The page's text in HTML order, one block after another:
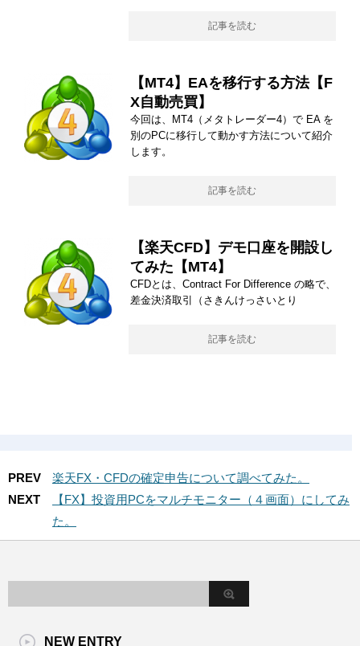
記事を読む
【MT4】EAを移行する方法【F
X自動売買】
今回は、MT4（メタトレーダー4）で EA を
別のPCに移行して動かす方法について紹介
します。
記事を読む
【楽天CFD】デモ口座を開設し
てみた【MT4】
CFDとは、Contract For Difference の略で、
差金決済取引（さきんけっさいとり
記事を読む
PREV
楽天FX・CFDの確定申告について調べてみた。
NEXT
【FX】投資用PCをマルチモニター（４画面）にしてみ
た。
NEW ENTRY